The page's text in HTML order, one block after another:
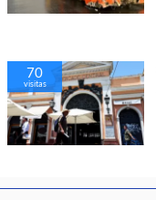
70
visitas